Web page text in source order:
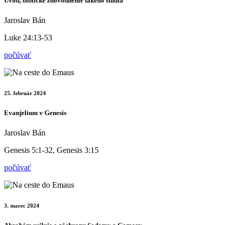
Jaroslav Bán
Luke 24:13-53
počúvať
25. február 2024
Evanjelium v Genesis
Jaroslav Bán
Genesis 5:1-32, Genesis 3:15
počúvať
3. marec 2024